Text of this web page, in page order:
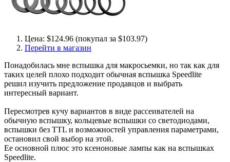
Цена: $124.96 (покупал за $103.97)
Перейти в магазин
Понадобилась мне вспышка для макросьемки, но так как для
таких целей плохо подходит обычная вспышка Speedlite
решил изучить предложение продавцов и выбрать
интересный вариант.
Пересмотрев кучу вариантов в виде рассеивателей на
обычную вспышку, кольцевые вспышки со светодиодами,
вспышки без TTL и возможностей управления параметрами,
остановил свой выбор на этой.
Ее основной плюс это ксеноновые лампы как на вспышках
Speedlite.